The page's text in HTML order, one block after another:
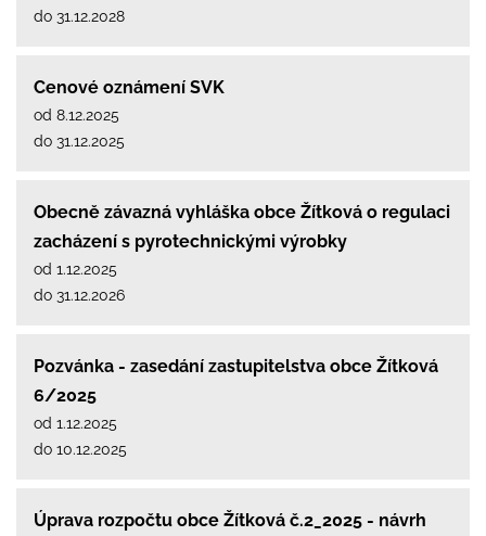
do 31.12.2028
Cenové oznámení SVK
od 8.12.2025
do 31.12.2025
Obecně závazná vyhláška obce Žítková o regulaci
zacházení s pyrotechnickými výrobky
od 1.12.2025
do 31.12.2026
Pozvánka - zasedání zastupitelstva obce Žítková
6/2025
od 1.12.2025
do 10.12.2025
Úprava rozpočtu obce Žítková č.2_2025 - návrh